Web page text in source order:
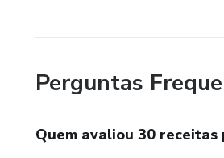
Perguntas
Quem avaliou 30 receitas